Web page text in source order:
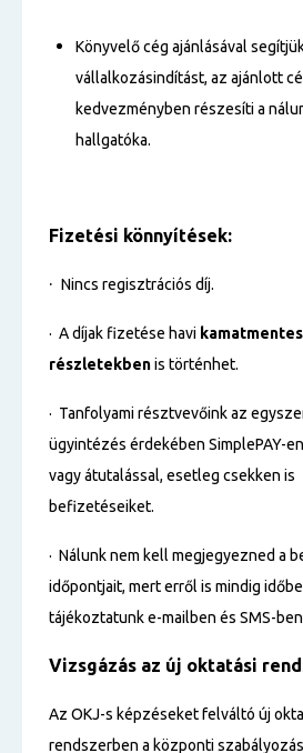
Könyvelő cég ajánlásával
vállalkozásindítást, az ajánlott
kedvezményben részesíti a
hallgatóka.
Fizetési könnyítések:
· Nincs regisztrációs díj.
· A díjak fizetése havi kamatmentes
részletekbenis történhet.
· Tanfolyami résztvevőink az
ügyintézés érdekében SimplePAY-
vagy átutalással, esetleg csekken
befizetéseiket.
· Nálunk nem kell megjegyezned a
időpontjait, mert erről is mindig
tájékoztatunk e-mailben és SMS-
Vizsgázás az új oktatási
Az OKJ-s képzéseket felváltó új
rendszerben a központi